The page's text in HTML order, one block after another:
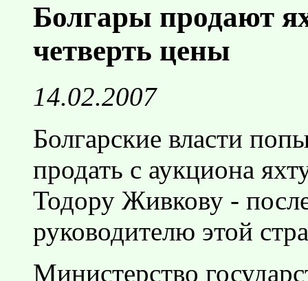
Болгары продают
четверть цены
14.02.2007
Болгарские власти
продать с аукциона
Тодору Живкову -
руководителю этой
Министерство